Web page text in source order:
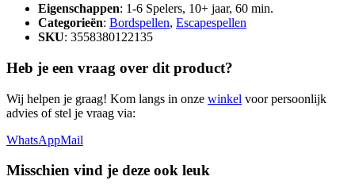
Eigenschappen: 1-6 Spelers, 10+ jaar, 60 min.
Categorieën: Bordspellen, Escapespellen
SKU: 3558380122135
Heb je een vraag over dit product?
Wij helpen je graag! Kom langs in onze winkel voor persoonlijk
advies of stel je vraag via:
WhatsAppMail
Misschien vind je deze ook leuk